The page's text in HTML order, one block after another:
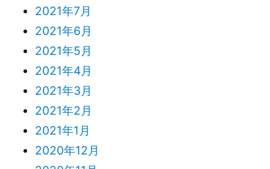
2021年7月
2021年6月
2021年5月
2021年4月
2021年3月
2021年2月
2021年1月
2020年12月